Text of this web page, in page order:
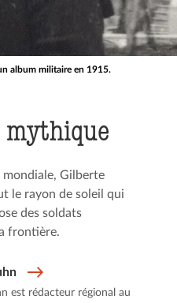
album militaire en 1915.
mythique
mondiale, Gilberte
le rayon de soleil qui
des soldats
frontière.
est rédacteur régional au